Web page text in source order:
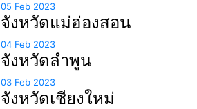
05 Feb 2023
จังหวัดแม่ฮ่องสอน
04 Feb 2023
จังหวัดลำพูน
03 Feb 2023
จังหวัดเชียงใหม่